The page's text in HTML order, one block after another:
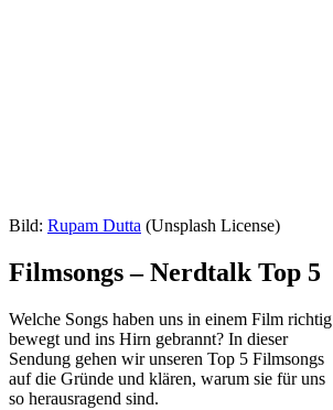
Bild: Rupam Dutta (Unsplash License)
Filmsongs – Nerdtalk Top 5
Welche Songs haben uns in einem Film richtig
bewegt und ins Hirn gebrannt? In dieser
Sendung gehen wir unseren Top 5 Filmsongs
auf die Gründe und klären, warum sie für uns
so herausragend sind.